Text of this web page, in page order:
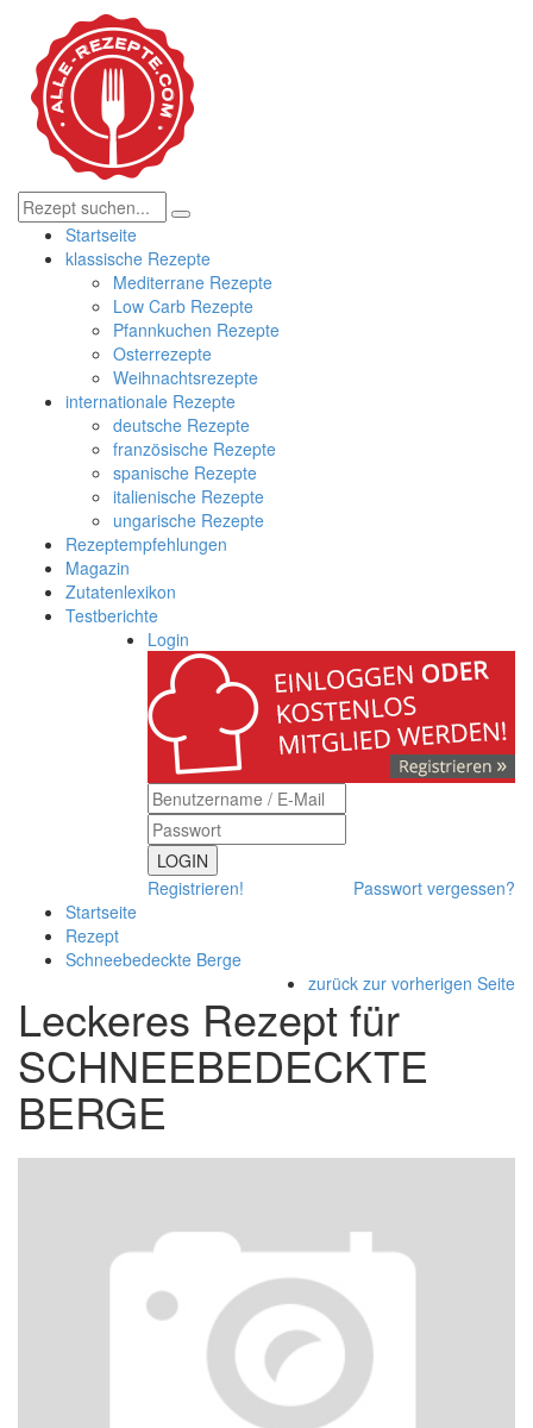
Startseite
klassische Rezepte
Mediterrane Rezepte
Low Carb Rezepte
Pfannkuchen Rezepte
Osterrezepte
Weihnachtsrezepte
internationale Rezepte
deutsche Rezepte
französische Rezepte
spanische Rezepte
italienische Rezepte
ungarische Rezepte
Rezeptempfehlungen
Magazin
Zutatenlexikon
Testberichte
Login
LOGIN
Registrieren!
Passwort vergessen?
Startseite
Rezept
Schneebedeckte Berge
zurück zur vorherigen Seite
Leckeres Rezept für
SCHNEEBEDECKTE
BERGE